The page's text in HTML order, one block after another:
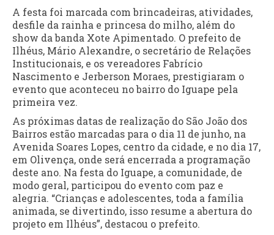
A festa foi marcada com brincadeiras, atividades,
desfile da rainha e princesa do milho, além do
show da banda Xote Apimentado. O prefeito de
Ilhéus, Mário Alexandre, o secretário de Relações
Institucionais, e os vereadores Fabrício
Nascimento e Jerberson Moraes, prestigiaram o
evento que aconteceu no bairro do Iguape pela
primeira vez.
As próximas datas de realização do São João dos
Bairros estão marcadas para o dia 11 de junho, na
Avenida Soares Lopes, centro da cidade, e no dia 17,
em Olivença, onde será encerrada a programação
deste ano. Na festa do Iguape, a comunidade, de
modo geral, participou do evento com paz e
alegria. “Crianças e adolescentes, toda a família
animada, se divertindo, isso resume a abertura do
projeto em Ilhéus”, destacou o prefeito.